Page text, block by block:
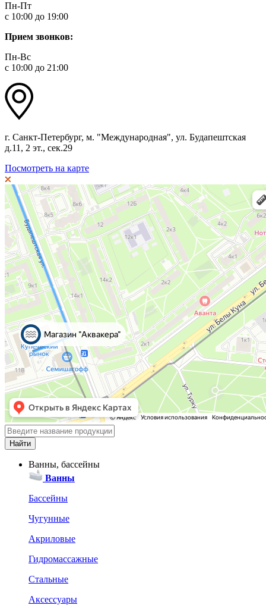
Пн-Пт
с 10:00 до 19:00
Прием звонков:
Пн-Вс
с 10:00 до 21:00
г. Санкт-Петербург, м. "Международная", ул. Будапештская
д.11, 2 эт., сек.29
Посмотреть на карте
Ванны, бассейны
Ванны
Бассейны
Чугунные
Акриловые
Гидромассажные
Стальные
Аксессуары